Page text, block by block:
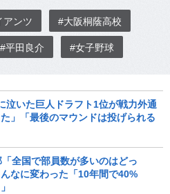
アンツ #大阪桐蔭高校
#平田良介 #女子野球
泣いた巨人ドラフト1位が戦力外通
」「最後のマウンドは投げられる
全国で部員数が多いのはどっ
なに変わった「10年間で40%